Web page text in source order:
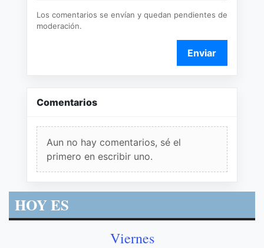
Los comentarios se envían y quedan pendientes de
moderación.
Enviar
Comentarios
Aun no hay comentarios, sé el
primero en escribir uno.
HOY ES
Viernes